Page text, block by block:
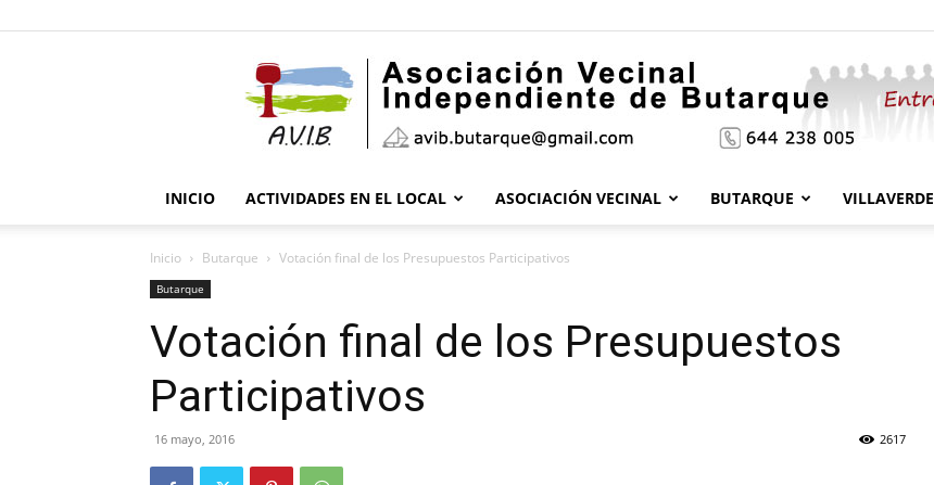
Vecinal
INICIO ACTIVIDADES EN EL LOCAL ASOCIACIÓN VECINAL BUTARQUE VILLAVERDE
Inicio Butarque Votación final de los Presupuestos Participativos
Butarque
Votación final de los Presupuestos
Participativos
16 mayo, 2016 2617